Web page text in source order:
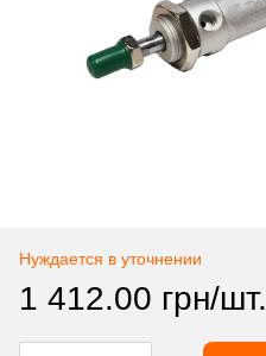
Нуждается в уточнении
1 412.00 грн/шт.